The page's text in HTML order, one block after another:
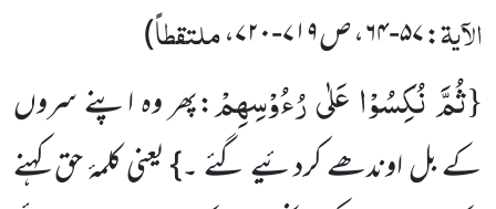
الآیۃ:۵۷-۶۴ ، ص۷۱۹-۷۲۰ ،ملتقطاً)
{ثُمَّ نُكِسُوْا عَلٰى رُءُوْسِهِمْ:پھر وہ اپنے سروں
کے بل اوندھے کردئیے گئے ۔} یعنی کلمۂ حق کہنے